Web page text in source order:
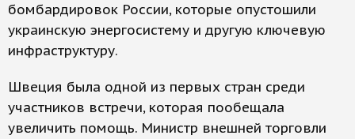
бомбардировок России, которые опустошили
украинскую энергосистему и другую ключевую
инфраструктуру.
Швеция была одной из первых стран среди
участников встречи, которая пообещала
увеличить помощь. Министр внешней торговли